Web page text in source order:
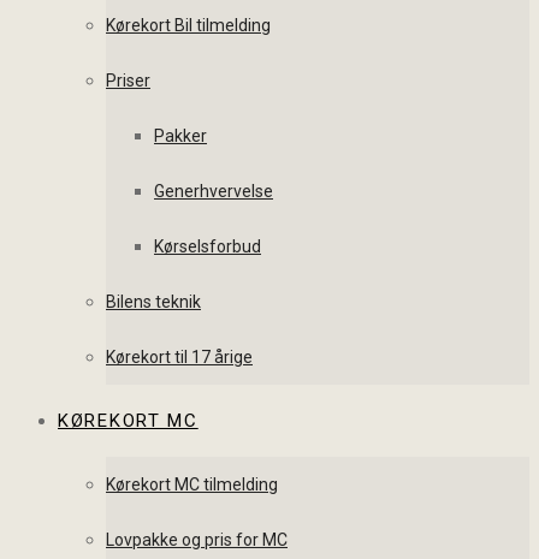
Kørekort Bil tilmelding
Priser
Pakker
Generhvervelse
Kørselsforbud
Bilens teknik
Kørekort til 17 årige
KØREKORT MC
Kørekort MC tilmelding
Lovpakke og pris for MC